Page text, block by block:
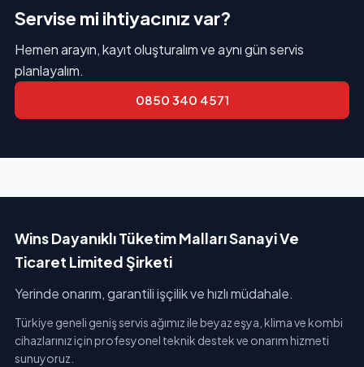
Servise mi ihtiyacınız var?
Hemen arayın, kayıt oluşturalım ve aynı gün servis
planlayalım.
0850 340 4571
Wins Dayanıklı Tüketim Malları Sanayi Ve
Ticaret Limited Şirketi
Yerinde onarım, garantili işçilik ve hızlı müdahale.
Türkiye geneli geniş servis ağımız ile beyaz eşya, klima ve kombi
cihazlarınız için profesyonel teknik destek ve onarım hizmeti
sunuyoruz.